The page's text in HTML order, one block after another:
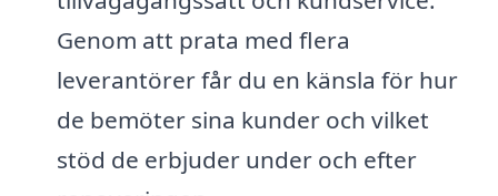
Genom att prata med flera
leverantörer får du en känsla för hur
de bemöter sina kunder och vilket
stöd de erbjuder under och efter